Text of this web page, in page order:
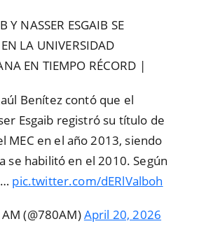
Y NASSER ESGAIB SE
LA UNIVERSIDAD
EN TIEMPO RÉCORD |
Benítez contó que el
Esgaib registró su título de
MEC en el año 2013, siendo
se habilitó en el 2010. Según
pic.twitter.com/dERlValboh
(@780AM)April 20, 2026